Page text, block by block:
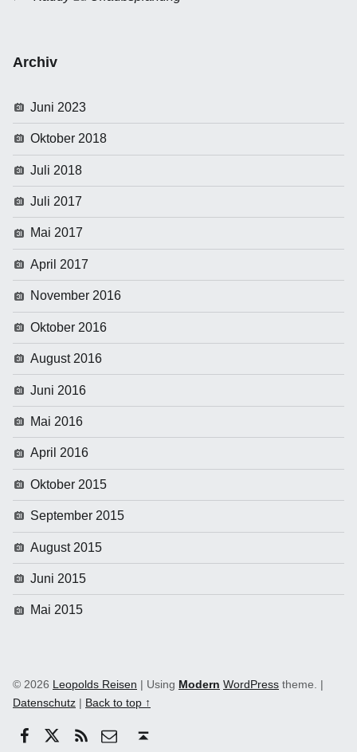
Archiv
Juni 2023
Oktober 2018
Juli 2018
Juli 2017
Mai 2017
April 2017
November 2016
Oktober 2016
August 2016
Juni 2016
Mai 2016
April 2016
Oktober 2015
September 2015
August 2015
Juni 2015
Mai 2015
© 2026 Leopolds Reisen | Using Modern WordPress theme. |
Datenschutz | Back to top ↑